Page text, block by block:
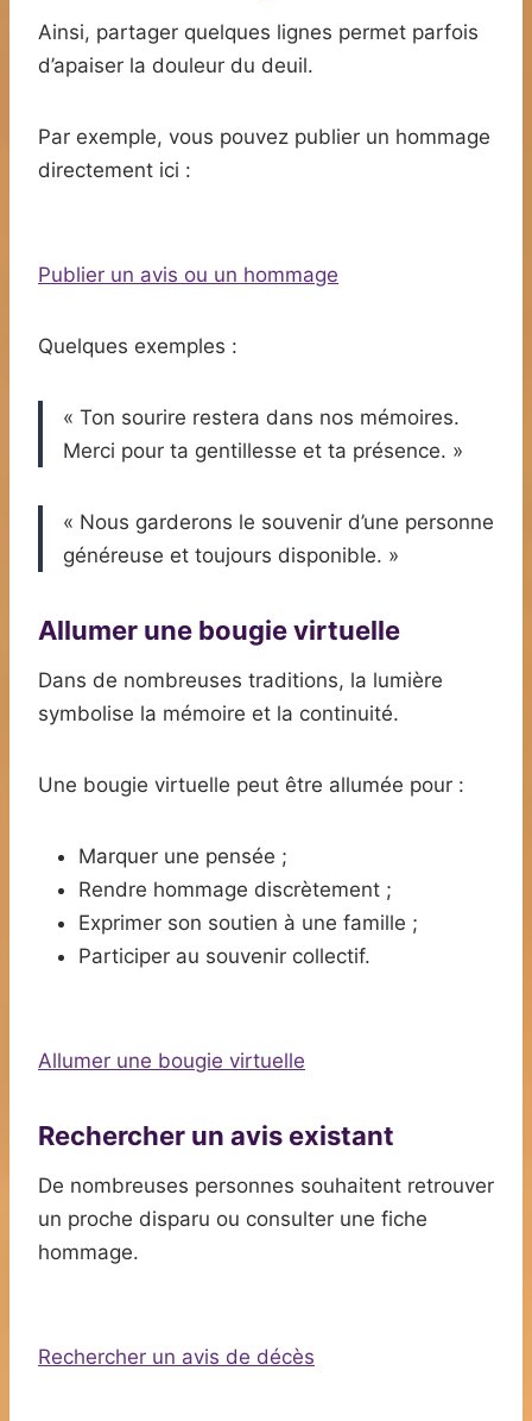
Ainsi, partager quelques lignes permet parfois
d’apaiser la douleur du deuil.
Par exemple, vous pouvez publier un hommage
directement ici :
Publier un avis ou un hommage
Quelques exemples :
« Ton sourire restera dans nos mémoires.
Merci pour ta gentillesse et ta présence. »
« Nous garderons le souvenir d’une personne
généreuse et toujours disponible. »
Allumer une bougie virtuelle
Dans de nombreuses traditions, la lumière
symbolise la mémoire et la continuité.
Une bougie virtuelle peut être allumée pour :
Marquer une pensée ;
Rendre hommage discrètement ;
Exprimer son soutien à une famille ;
Participer au souvenir collectif.
Allumer une bougie virtuelle
Rechercher un avis existant
De nombreuses personnes souhaitent retrouver
un proche disparu ou consulter une fiche
hommage.
Rechercher un avis de décès